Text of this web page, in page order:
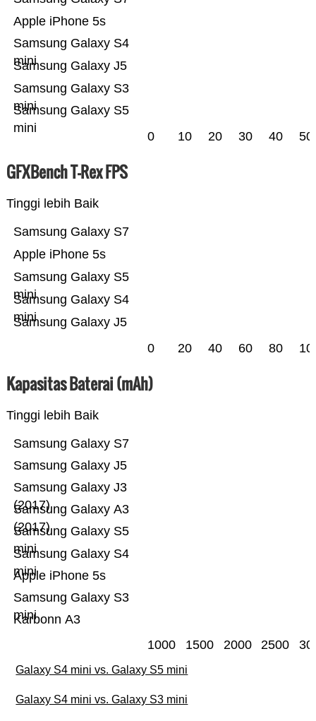
Samsung Galaxy S5
mini
Samsung Galaxy S3
mini
Samsung Galaxy J5
Samsung Galaxy S4
mini
Apple iPhone 5s
0 10 20 30 40 50
GFXBench T-Rex FPS
Tinggi lebih Baik
Samsung Galaxy J5
Samsung Galaxy S4
mini
Samsung Galaxy S5
mini
Apple iPhone 5s
Samsung Galaxy S7
0 20 40 60 80
Kapasitas Baterai (mAh)
Tinggi lebih Baik
Karbonn A3
Samsung Galaxy S3
mini
Apple iPhone 5s
Samsung Galaxy S4
mini
Samsung Galaxy S5
mini
Samsung Galaxy A3
(2017)
Samsung Galaxy J3
(2017)
Samsung Galaxy J5
Samsung Galaxy S7
1000 1500 2000 2500
Galaxy S4 mini vs. Galaxy S5 mini
Galaxy S4 mini vs. Galaxy S3 mini